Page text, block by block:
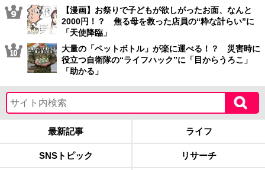
【漫画】お祭りで子どもが欲しがったお面、なんと
2000円！？ 焦る母を救った店員の“粋な計らい”に
「天使降臨」
大量の「ペットボトル」が楽に運べる！？ 災害時に
役立つ自衛隊の“ライフハック”に「目からうろこ」
「助かる」
最新記事 ライフ
SNSトピック リサーチ